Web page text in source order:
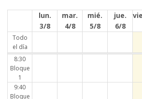
lun.
3/8
mar.
4/8
mié.
5/8
jue.
6/8
Todo
el día
8:30
Bloque
1
9:40
Bloque